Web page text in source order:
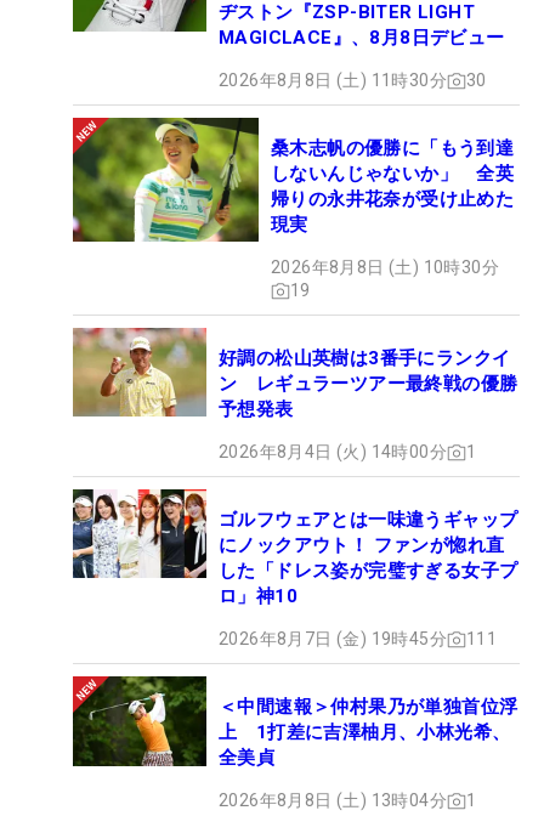
ヂストン『ZSP-BITER LIGHT
MAGICLACE』、8月8日デビュー
2026年8月8日 (土) 11時30分 30
桑木志帆の優勝に「もう到達
しないんじゃないか」 全英
帰りの永井花奈が受け止めた
現実
2026年8月8日 (土) 10時30分
19
好調の松山英樹は3番手にランクイ
ン レギュラーツアー最終戦の優勝
予想発表
2026年8月4日 (火) 14時00分 1
ゴルフウェアとは一味違うギャップ
にノックアウト！ ファンが惚れ直
した「ドレス姿が完璧すぎる女子プ
ロ」神10
2026年8月7日 (金) 19時45分 111
＜中間速報＞仲村果乃が単独首位浮
上 1打差に吉澤柚月、小林光希、
全美貞
2026年8月8日 (土) 13時04分 1